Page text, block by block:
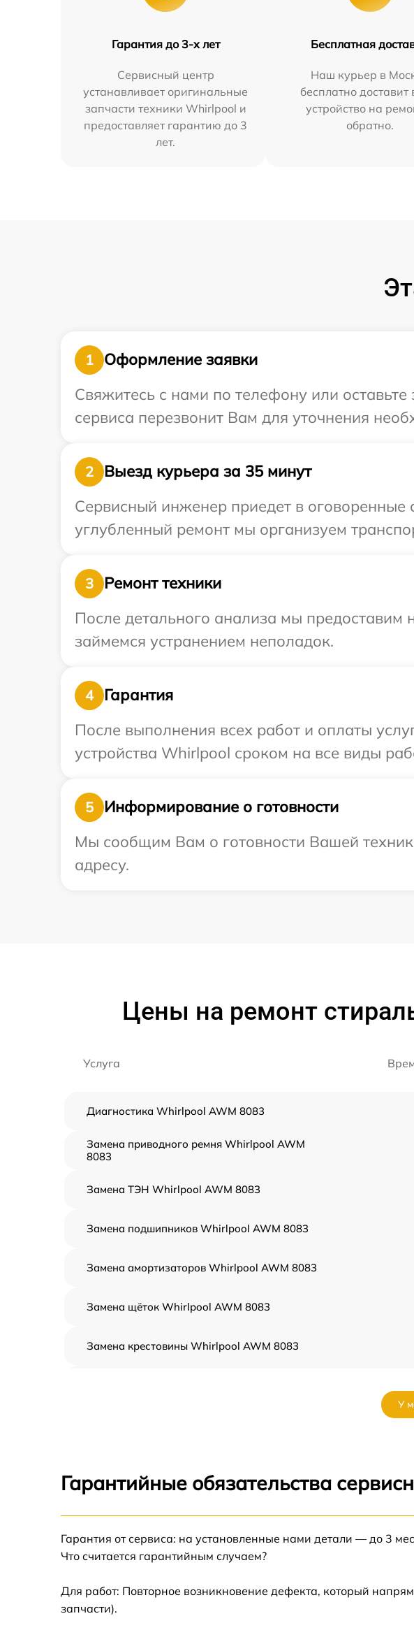
Гарантия до 3-х лет
Сервисный центр
устанавливает оригинальные
запчасти техники Whirlpool и
предоставляет гарантию до 3
лет.
Бесплатная
Наш курьер в
бесплатно доставит
устройство на
обратно.
1
Оформление заявки
Свяжитесь с нами по телефону или
сервиса перезвонит Вам для уточнения
2
Выезд курьера за 35 минут
Сервисный инженер приедет в оговоренные
углубленный ремонт мы организуем
3
Ремонт техники
После детального анализа мы предоставим
займемся устранением неполадок.
4
Гарантия
После выполнения всех работ и оплаты
устройства Whirlpool сроком на все виды
5
Информирование о готовности
Мы сообщим Вам о готовности Вашей
адресу.
Цены на ремонт
Услуга
Диагностика Whirlpool AWM 8083
Замена приводного ремня Whirlpool AWM
8083
Замена ТЭН Whirlpool AWM 8083
Замена подшипников Whirlpool AWM 8083
Замена амортизаторов Whirlpool AWM 8083
Замена щёток Whirlpool AWM 8083
Замена крестовины Whirlpool AWM 8083
Замена УБЛ Whirlpool AWM 8083
AWM 8083
Замена сливного шланга Whirlpool AWM
У
Гарантийные обязательства
Гарантия от сервиса: на установленные нами детали — до 3
Что считается гарантийным случаем?
Для работ: Повторное возникновение дефекта, который
запчасти).